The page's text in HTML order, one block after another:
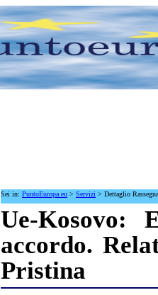
Sei in: PuntoEuropa.eu > Servizi > Dettaglio
Ue-Kosovo:
accordo.
Pristina